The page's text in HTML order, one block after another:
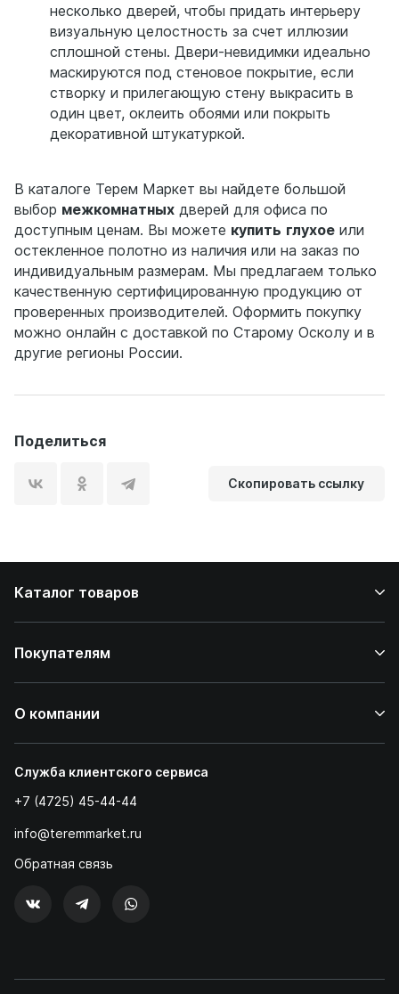
несколько дверей, чтобы придать интерьеру
визуальную целостность за счет иллюзии
сплошной стены. Двери-невидимки идеально
маскируются под стеновое покрытие, если
створку и прилегающую стену выкрасить в
один цвет, оклеить обоями или покрыть
декоративной штукатуркой.
В каталоге Терем Маркет вы найдете большой
выбор межкомнатных дверей для офиса по
доступным ценам. Вы можете купить глухое или
остекленное полотно из наличия или на заказ по
индивидуальным размерам. Мы предлагаем только
качественную сертифицированную продукцию от
проверенных производителей. Оформить покупку
можно онлайн с доставкой по Старому Осколу и в
другие регионы России.
Поделиться
Скопировать ссылку
Каталог товаров
Покупателям
О компании
Служба клиентского сервиса
+7 (4725) 45-44-44
info@teremmarket.ru
Обратная связь